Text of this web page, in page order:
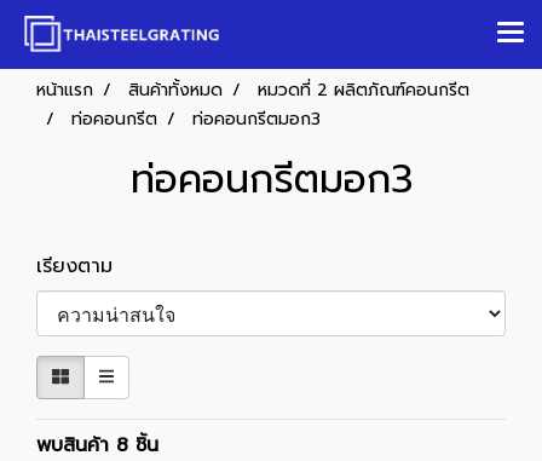
หน้าแรก สินค้าทั้งหมด
หมวดที่ 2 ผลิตภัณฑ์คอนกรีต
ท่อคอนกรีต
ท่อคอนกรีตมอก3
ท่อคอนกรีตมอก3
เรียงตาม
พบสินค้า 8 ชิ้น